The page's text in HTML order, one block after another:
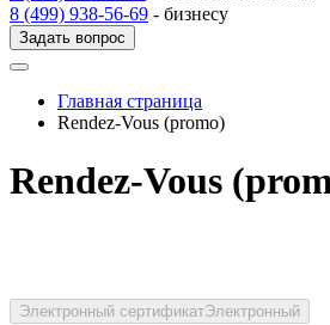
8 (499) 938-56-69 - бизнесу
Задать вопрос
Главная страница
Rendez-Vous (promo)
Rendez-Vous
Электронный сертификатЭлектронный